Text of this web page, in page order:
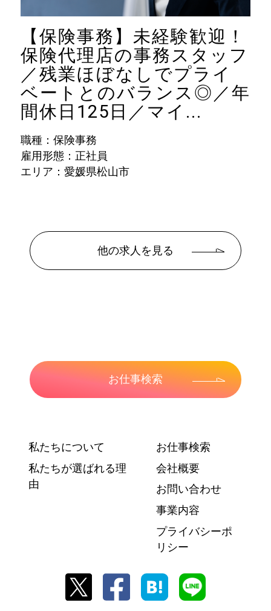
【保険事務】未経験歓迎！
保険代理店の事務スタッフ
／残業ほぼなしでプライ
ベートとのバランス◎／年
間休日125日／マイ...
職種：保険事務
雇用形態：正社員
エリア：愛媛県松山市
他の求人を見る
お仕事検索
私たちについて
私たちが選ばれる理
由
お仕事検索
会社概要
お問い合わせ
事業内容
プライバシーポ
リシー